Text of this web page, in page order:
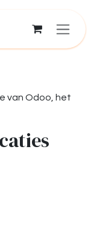
van Odoo, het